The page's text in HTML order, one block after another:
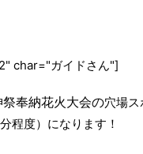
char="ガイドさん"]
祭奉納花火大会の穴場
程度）になります！